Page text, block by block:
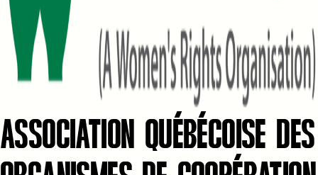
ASSOCIATION QUÉBÉCOISE DES